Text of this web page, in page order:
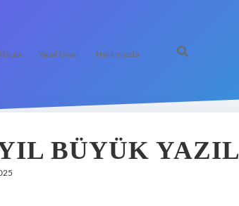
Yasal Uyarı Hakkımızda
BÜYÜK